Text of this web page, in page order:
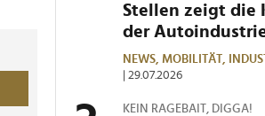
Stellen zeigt die
der
NEWS, MOBILITÄT,
| 29.07.2026
KEIN RAGEBAIT, DIGGA!